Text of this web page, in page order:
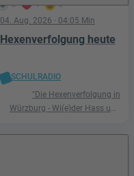
5 1 0
04. Aug. 2026 · 04:05 Min
Hexenverfolgung heute
SCHULRADIO
"Die Hexenverfolgung in
Würzburg - Wi(e)der Hass und